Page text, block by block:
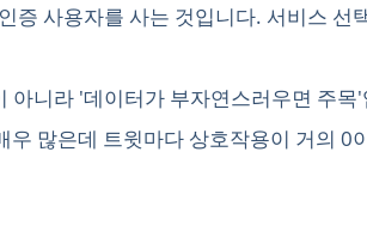
사용자를 사는 것입니다. 서비스 선
아니라 '데이터가 부자연스러우면 주
많은데 트윗마다 상호작용이 거의 0